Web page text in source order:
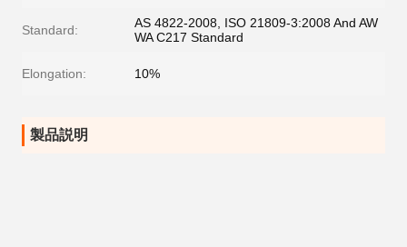
Standard:
AS 4822-2008, ISO 21809-3:2008 And AW
WA C217 Standard
Elongation: 10%
製品説明